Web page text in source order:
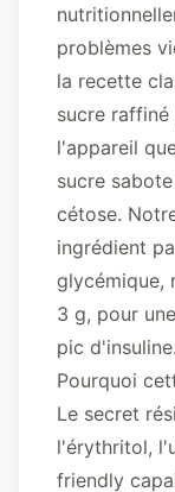
problèmes
la recette
sucre
l'appareil
sucre
cétose.
ingrédient
glycémique,
3 g, pour
pic d'insuline.
Pourquoi
Le secret
l'érythritol,
friendly